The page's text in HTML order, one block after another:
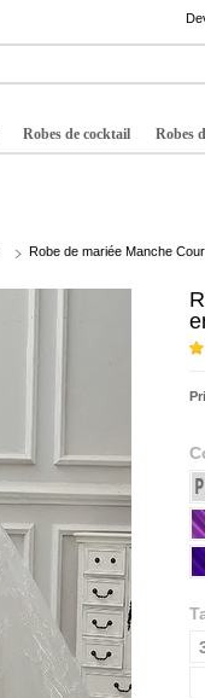
Robes de cocktail Robes
Robe de mariée Manche